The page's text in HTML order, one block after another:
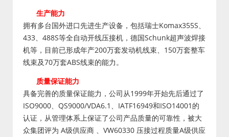
生产能力
拥有多台国外进口先进生产设备，包括瑞士Komax355S、
433、488S等全自动开线压接机，德国Schunk超声波焊接
机等，目前已形成年产200万套发动机线束、150万套整车
线束及70万套ABS线束的能力。
质量保证能力
具备完善的质量保证能力，公司从1999年开始先后通过了
ISO9000、QS9000/VDA6.1、IATF16949和ISO14001的
认证，从管理体系上保证了公司产品质量的可靠性，被大
众集团评为 A级供应商 、VW60330 压接过程质量A级供应